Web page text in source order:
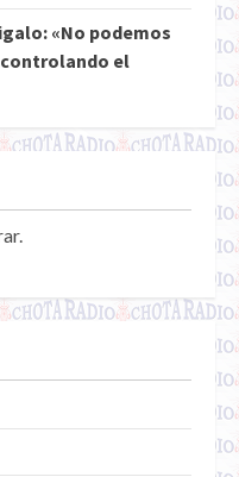
«No podemos
controlando el